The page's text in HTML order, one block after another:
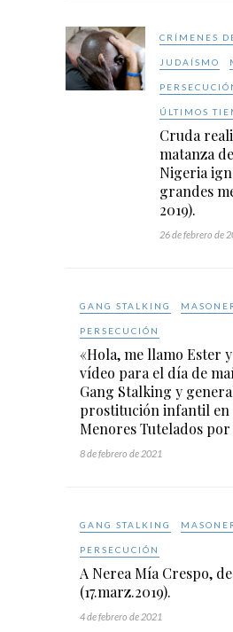
CRÍMENES
JUDAÍSMO
ÚLTIMOS
Cruda
matanza
Nigeria
grandes
2019).
26 de febrero de
GANG STALKING
PERSECUCIÓN
«Hola, me llamo Ester
vídeo para el día de
Gang Stalking y
prostitución infantil en
Menores Tutelados por
8 de febrero de 2021
GANG STALKING
PERSECUCIÓN
A Nerea Mía Crespo,
(17.marz.2019).
4 de febrero de 2021